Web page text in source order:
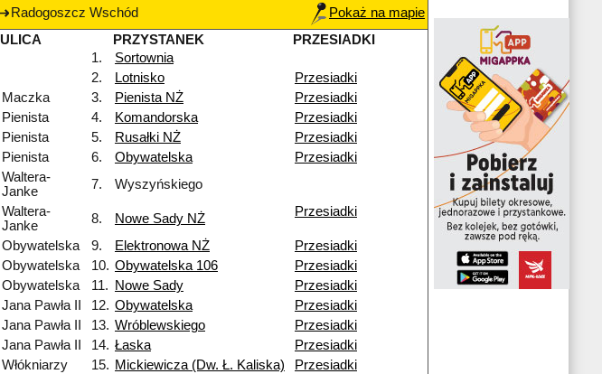
Radogoszcz Wschód
Pokaż na mapie
ULICA
PRZYSTANEK
PRZESIADKI
1.
Sortownia
2.
Lotnisko
Przesiadki
Maczka
3. Pienista NŻ
Przesiadki
Pienista
4. Komandorska
Przesiadki
Pienista
5. Rusałki NŻ
Przesiadki
Pienista
6. Obywatelska
Przesiadki
Waltera-
Janke
7.
Wyszyńskiego
Waltera-
Janke
8. Nowe Sady NŻ Przesiadki
Obywatelska 9. Elektronowa NŻ
Przesiadki
Obywatelska
10. Obywatelska 106
Przesiadki
Obywatelska
11. Nowe Sady
Przesiadki
Jana Pawła II
12. Obywatelska
Przesiadki
Jana Pawła II
13. Wróblewskiego
Przesiadki
Jana Pawła II
14. Łaska
Przesiadki
Włókniarzy
15. Mickiewicza (Dw. Ł. Kaliska)
Przesiadki